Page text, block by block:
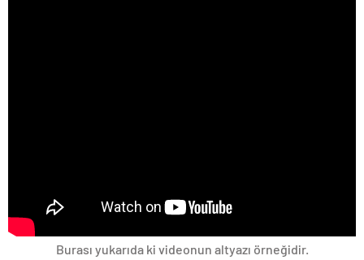
Burası yukarıda ki videonun altyazı örneğidir.